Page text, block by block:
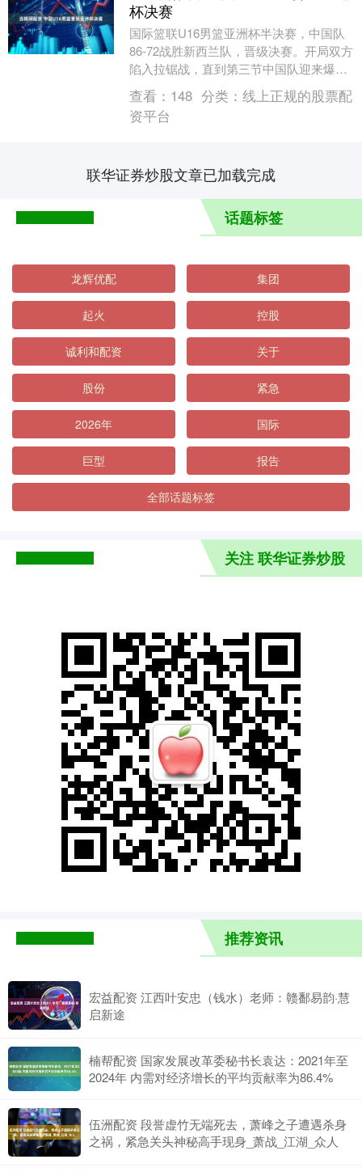
杯决赛
国际篮联U16男篮亚洲杯半决赛，中国队
86-72战胜新西兰队，晋级决赛。开局双方
陷入拉锯战，直到第三节中国队迎来爆
发，打出一波15-0的进攻高潮，逐渐将优
势扩大....
查看： 148 分类： 线上正规的股票配
资平台
联华证券炒股文章已加载完成
话题标签
龙辉优配 集团
起火 控股
诚利和配资 关于
股份 紧急
2026年 国际
巨型 报告
全部话题标签
关注 联华证券炒股
推荐资讯
宏益配资 江西叶安忠（钱水）老师：赣鄱易韵·慧
启新途
楠帮配资 国家发展改革委秘书长袁达：2021年至
2024年 内需对经济增长的平均贡献率为86.4%
伍洲配资 段誉虚竹无端死去，萧峰之子遭遇杀身
之祸，紧急关头神秘高手现身_萧战_江湖_众人